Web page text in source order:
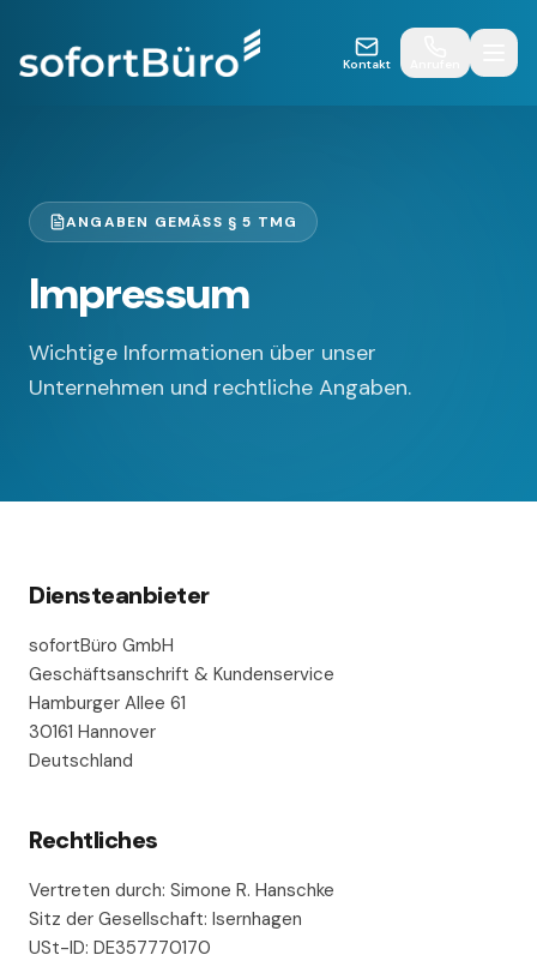
Kontakt
ANGABEN GEMÄSS § 5 TMG
Impressum
Wichtige Informationen über unser
Unternehmen und rechtliche Angaben.
Diensteanbieter
sofortBüro GmbH
Geschäftsanschrift & Kundenservice
Hamburger Allee 61
30161 Hannover
Deutschland
Rechtliches
Vertreten durch: Simone R. Hanschke
Sitz der Gesellschaft: Isernhagen
USt-ID: DE357770170